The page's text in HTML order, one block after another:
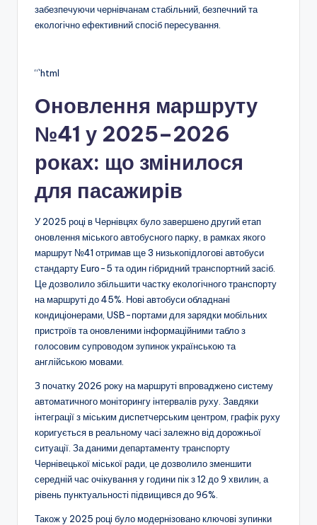
забезпечуючи чернівчанам стабільний, безпечний та
екологічно ефективний спосіб пересування.
“`html
Оновлення маршруту
№41 у 2025–2026
роках: що змінилося
для пасажирів
У 2025 році в Чернівцях було завершено другий етап
оновлення міського автобусного парку, в рамках якого
маршрут №41 отримав ще 3 низькопідлогові автобуси
стандарту Euro-5 та один гібридний транспортний засіб.
Це дозволило збільшити частку екологічного транспорту
на маршруті до 45%. Нові автобуси обладнані
кондиціонерами, USB-портами для зарядки мобільних
пристроїв та оновленими інформаційними табло з
голосовим супроводом зупинок українською та
англійською мовами.
З початку 2026 року на маршруті впроваджено систему
автоматичного моніторингу інтервалів руху. Завдяки
інтеграції з міським диспетчерським центром, графік руху
коригується в реальному часі залежно від дорожньої
ситуації. За даними департаменту транспорту
Чернівецької міської ради, це дозволило зменшити
середній час очікування у години пік з 12 до 9 хвилин, а
рівень пунктуальності підвищився до 96%.
Також у 2025 році було модернізовано ключові зупинки